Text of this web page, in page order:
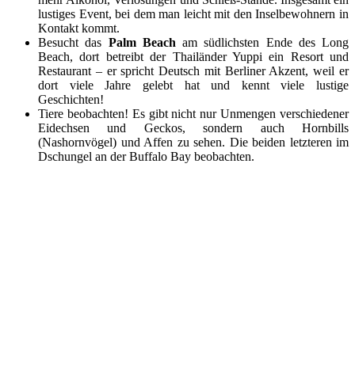
lustiges Event, bei dem man leicht mit den Inselbewohnern in
Kontakt kommt.
Besucht das Palm Beach am südlichsten Ende des Long
Beach, dort betreibt der Thailänder Yuppi ein Resort und
Restaurant – er spricht Deutsch mit Berliner Akzent, weil er
dort viele Jahre gelebt hat und kennt viele lustige
Geschichten!
Tiere beobachten! Es gibt nicht nur Unmengen verschiedener
Eidechsen und Geckos, sondern auch Hornbills
(Nashornvögel) und Affen zu sehen. Die beiden letzteren im
Dschungel an der Buffalo Bay beobachten.